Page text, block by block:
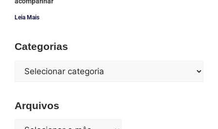
Leia Mais
Categorias
Arquivos